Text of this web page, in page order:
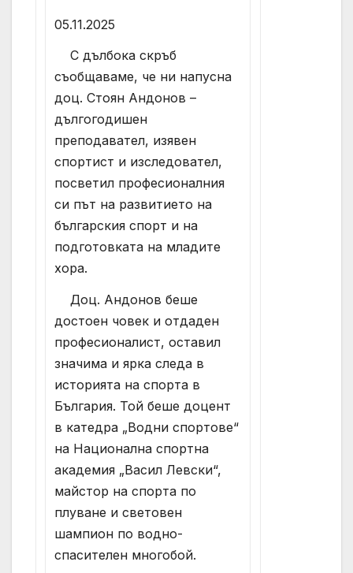
05.11.2025
С дълбока скръб
съобщаваме, че ни напусна
доц. Стоян Андонов –
дългогодишен
преподавател, изявен
спортист и изследовател,
посветил професионалния
си път на развитието на
българския спорт и на
подготовката на младите
хора.
Доц. Андонов беше
достоен човек и отдаден
професионалист, оставил
значима и ярка следа в
историята на спорта в
България. Той беше доцент
в катедра „Водни спортове“
на Национална спортна
академия „Васил Левски“,
майстор на спорта по
плуване и световен
шампион по водно-
спасителен многобой.